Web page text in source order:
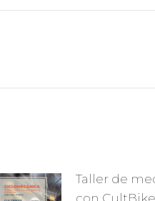
Taller de
con